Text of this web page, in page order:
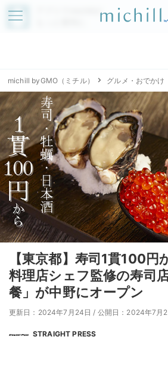
アプリでmichillが
michill byGMO（ミチル） グルメ・おでかけ
【東京都】寿司1貫100円
料理店シェフ監修の寿司
餐」が中野にオープン
更新日：2024年7月24日 / 公開日：2024年7月
STRAIGHT PRESS